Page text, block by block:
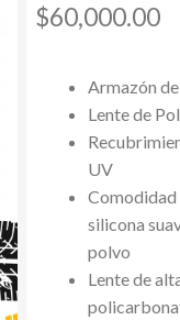
$60,000.00
Armazón
Lente de
UV
Comodidad
silicona
polvo
Lente de